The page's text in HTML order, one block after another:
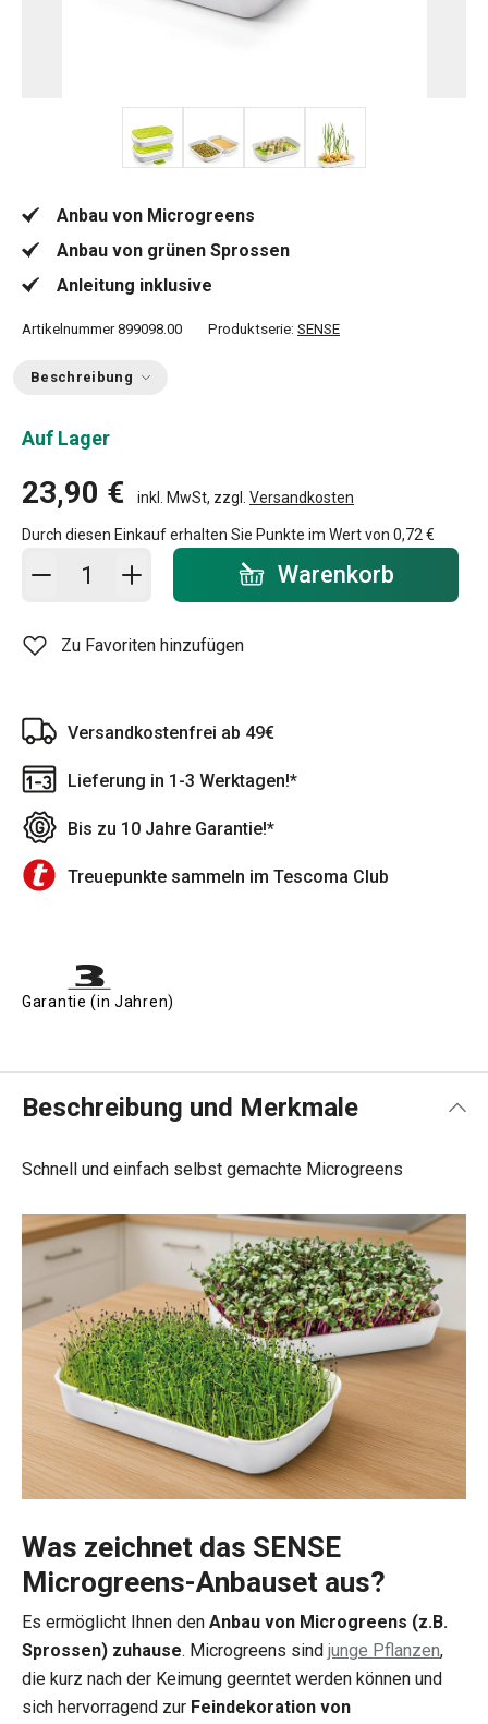
Anbau von Microgreens
Anbau von grünen Sprossen
Anleitung inklusive
Artikelnummer 899098.00 Produktserie: SENSE
Beschreibung
Auf Lager
23,90 € inkl. MwSt, zzgl. Versandkosten
Durch diesen Einkauf erhalten Sie Punkte im Wert von 0,72 €
In den Warenkorb - Menge Warenkorb
Zu Favoriten hinzufügen
Versandkostenfrei ab 49€
Lieferung in 1-3 Werktagen!*
Bis zu 10 Jahre Garantie!*
Treuepunkte sammeln im Tescoma Club
Garantie (in Jahren)
Beschreibung und Merkmale
Schnell und einfach selbst gemachte Microgreens
Was zeichnet das SENSE
Microgreens-Anbauset aus?
Es ermöglicht Ihnen den Anbau von Microgreens (z.B.
Sprossen) zuhause. Microgreens sind junge Pflanzen,
die kurz nach der Keimung geerntet werden können und
sich hervorragend zur Feindekoration von